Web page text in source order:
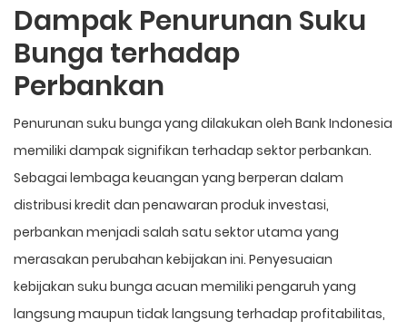
Dampak Penurunan Suku
Bunga terhadap
Perbankan
Penurunan suku bunga yang dilakukan oleh Bank Indonesia
memiliki dampak signifikan terhadap sektor perbankan.
Sebagai lembaga keuangan yang berperan dalam
distribusi kredit dan penawaran produk investasi,
perbankan menjadi salah satu sektor utama yang
merasakan perubahan kebijakan ini. Penyesuaian
kebijakan suku bunga acuan memiliki pengaruh yang
langsung maupun tidak langsung terhadap profitabilitas,